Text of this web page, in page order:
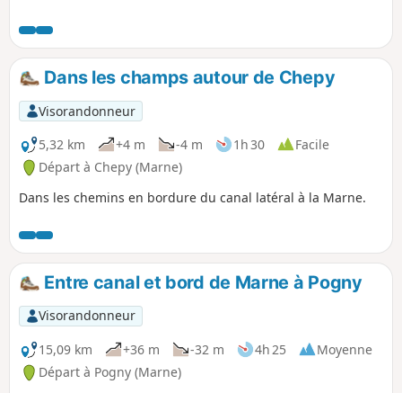
Dans les champs autour de Chepy
Visorandonneur
5,32 km
+4 m -4 m 1h 30
Facile
Départ à Chepy (Marne)
Dans les chemins en bordure du canal latéral à la Marne.
Entre canal et bord de Marne à Pogny
Visorandonneur
15,09 km
+36 m -32 m 4h 25
Moyenne
Départ à Pogny (Marne)